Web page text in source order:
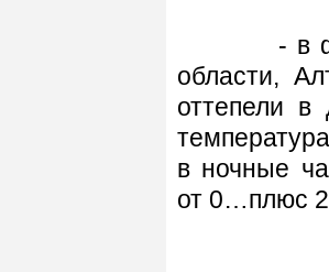
- в
области,
оттепели
в ночные
от 0…плюс